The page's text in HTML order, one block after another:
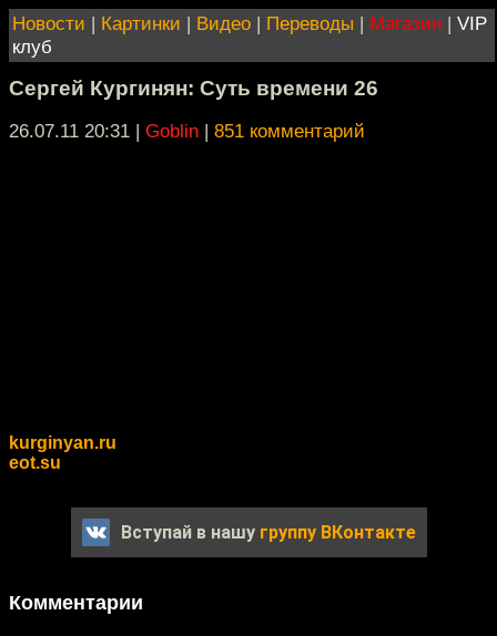
Новости | Картинки | Видео | Переводы | Магазин | VIP
клуб
Сергей Кургинян: Суть времени 26
26.07.11 20:31 | Goblin | 851 комментарий
kurginyan.ru
eot.su
Вступай в нашу группу ВКонтакте
Комментарии